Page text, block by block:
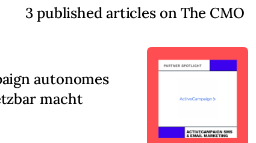
3 published articles on The CMO
autonomes
macht